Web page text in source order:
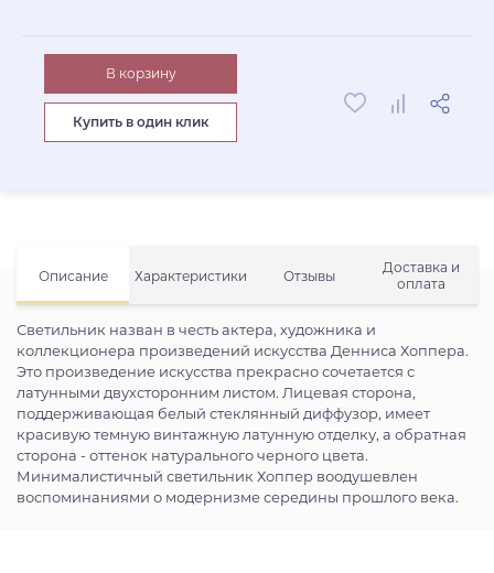
Описание Характеристики Отзывы
Доставка и
оплата
Светильник назван в честь актера, художника и
коллекционера произведений искусства Денниса Хоппера.
Это произведение искусства прекрасно сочетается с
латунными двухсторонним листом. Лицевая сторона,
поддерживающая белый стеклянный диффузор, имеет
красивую темную винтажную латунную отделку, а обратная
сторона - оттенок натурального черного цвета.
Минималистичный светильник Хоппер воодушевлен
воспоминаниями о модернизме середины прошлого века.
В корзину
Купить в один клик